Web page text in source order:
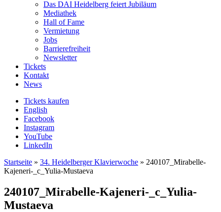
Das DAI Heidelberg feiert Jubiläum
Mediathek
Hall of Fame
Vermietung
Jobs
Barrierefreiheit
Newsletter
Tickets
Kontakt
News
Tickets kaufen
English
Facebook
Instagram
YouTube
LinkedIn
Startseite » 34. Heidelberger Klavierwoche » 240107_Mirabelle-
Kajeneri-_c_Yulia-Mustaeva
240107_Mirabelle-Kajeneri-_c_Yulia-
Mustaeva